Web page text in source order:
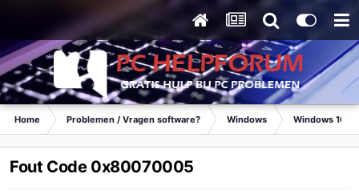
Home Problemen / Vragen software? Windows Windows 10
Fout Code 0x80070005